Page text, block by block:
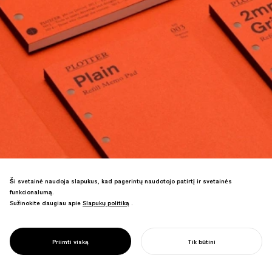
PROJECT
PLOTERIS
Vien tik išankstiniai užsakymai pasiekė
70% metinio pardavimų tikslo.
Ši svetainė naudoja slapukus, kad pagerintų naudotojo patirtį ir svetainės
funkcionalumą.
Sužinokite daugiau apie Slapukų politiką
Slapukų politiką .
Priimti viską Tik būtini